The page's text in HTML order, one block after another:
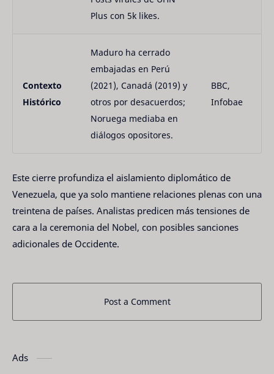
Plus con 5k likes.
Contexto
Histórico
Maduro ha cerrado
embajadas en Perú
(2021), Canadá (2019) y
otros por desacuerdos;
Noruega mediaba en
diálogos opositores.
BBC,
Infobae
Este cierre profundiza el aislamiento diplomático de
Venezuela, que ya solo mantiene relaciones plenas con una
treintena de países. Analistas predicen más tensiones de
cara a la ceremonia del Nobel, con posibles sanciones
adicionales de Occidente.
Post a Comment
Ads